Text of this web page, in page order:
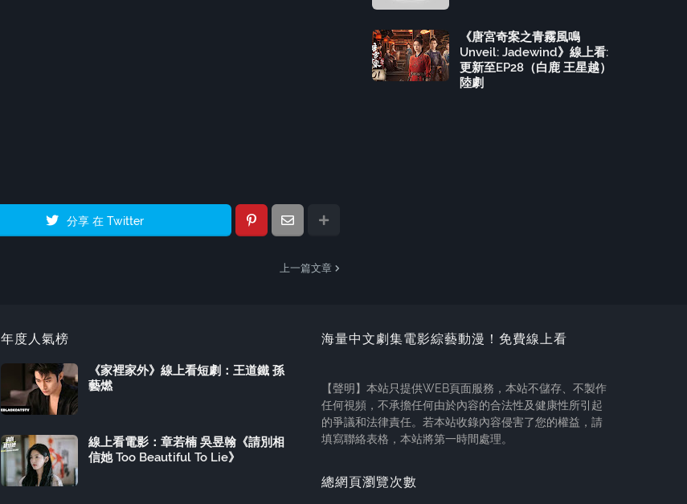
分享 在 Twitter
上一篇文章
《唐宮奇案之青霧風鳴
Unveil: Jadewind》線上看:
更新至EP28（白鹿 王星越）
陸劇
年度人氣榜
《家裡家外》線上看短劇：王道鐵 孫
藝燃
線上看電影：章若楠 吳昱翰《請別相
信她 Too Beautiful To Lie》
海量中文劇集電影綜藝動漫！免費線上看
【聲明】本站只提供WEB頁面服務，本站不儲存、不製作
任何視頻，不承擔任何由於內容的合法性及健康性所引起
的爭議和法律責任。若本站收錄內容侵害了您的權益，請
填寫聯絡表格，本站將第一時間處理。
總網頁瀏覽次數